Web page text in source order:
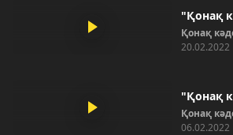
"Қонақ
Қонақ
20.02.2022
"Қонақ
Қонақ
06.02.2022